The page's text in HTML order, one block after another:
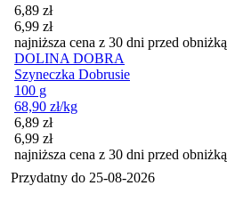
Cena promocyjna
6,89 zł
6,99 zł
najniższa cena z 30 dni przed obniżką
DOLINA DOBRA
Szyneczka Dobrusie
100 g
68,90 zł/kg
Cena promocyjna
6,89 zł
6,99 zł
najniższa cena z 30 dni przed obniżką
Przydatny do 25-08-2026